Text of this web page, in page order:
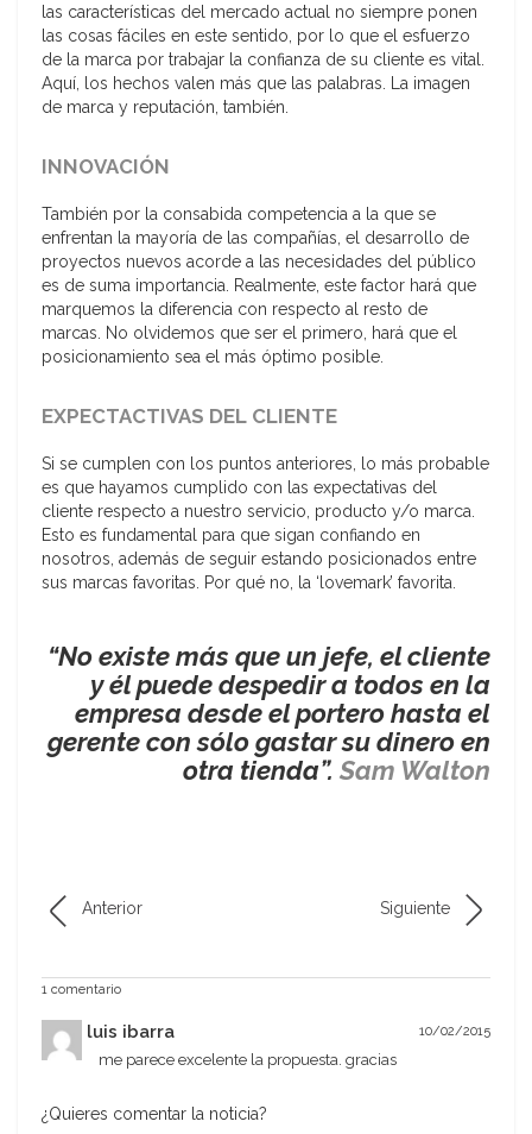
las características del mercado actual no siempre ponen
las cosas fáciles en este sentido, por lo que el esfuerzo
de la marca por trabajar la confianza de su cliente es vital.
Aquí, los hechos valen más que las palabras. La imagen
de marca y reputación, también.
INNOVACIÓN
También por la consabida competencia a la que se
enfrentan la mayoría de las compañías, el desarrollo de
proyectos nuevos acorde a las necesidades del público
es de suma importancia. Realmente, este factor hará que
marquemos la diferencia con respecto al resto de
marcas. No olvidemos que ser el primero, hará que el
posicionamiento sea el más óptimo posible.
EXPECTACTIVAS DEL CLIENTE
Si se cumplen con los puntos anteriores, lo más probable
es que hayamos cumplido con las expectativas del
cliente respecto a nuestro servicio, producto y/o marca.
Esto es fundamental para que sigan confiando en
nosotros, además de seguir estando posicionados entre
sus marcas favoritas. Por qué no, la ‘lovemark’ favorita.
“No existe más que un jefe, el cliente
y él puede despedir a todos en la
empresa desde el portero hasta el
gerente con sólo gastar su dinero en
otra tienda”. Sam Walton
Anterior Siguiente
1 comentario
luis ibarra 10/02/2015
me parece excelente la propuesta. gracias
¿Quieres comentar la noticia?